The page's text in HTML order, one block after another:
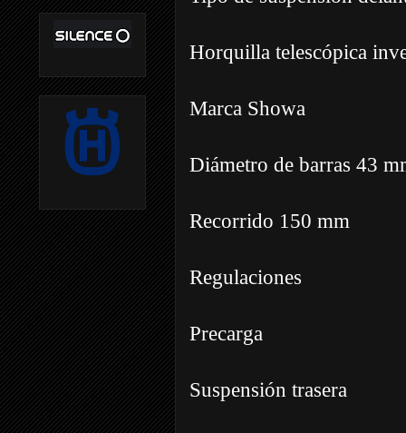
Horquilla telescópica
Marca Showa
Diámetro de barras 43
Recorrido 150 mm
Regulaciones
Precarga
Suspensión trasera